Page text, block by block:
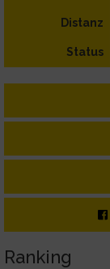
Distanz
Status
Ranking